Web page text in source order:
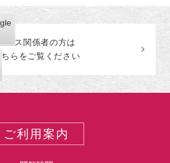
レス関係者の方は
らをご覧ください
ご利用案内